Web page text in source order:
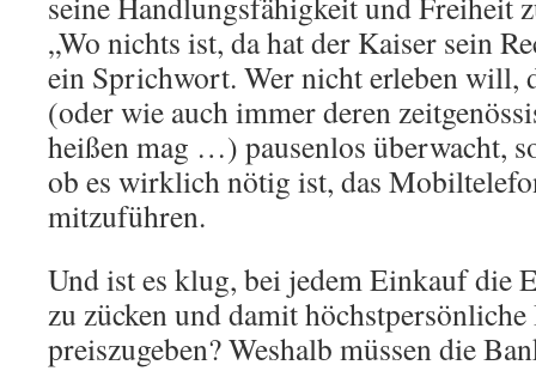
„Wo nichts ist, da hat der Kaiser sein
ein Sprichwort. Wer nicht erleben will,
(oder wie auch immer deren
heißen mag …) pausenlos überwacht,
ob es wirklich nötig ist, das
mitzuführen.
Und ist es klug, bei jedem Einkauf die
zu zücken und damit
preiszugeben? Weshalb müssen die